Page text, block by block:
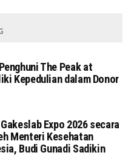
The Peak at
Kepedulian dalam Donor
Expo 2026 secara
Menteri Kesehatan
Budi Gunadi Sadikin